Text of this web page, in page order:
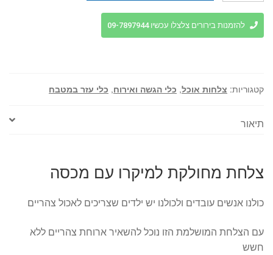
צלחת
מחולקת
למיקרו
להזמנות בירורים צלצלו עכשיו 09-7897944
קטגוריות: צלחות אוכל, כלי הגשה ואירוח, כלי עזר במטבח
תיאור
צלחת מחולקת למיקרו עם מכסה
כולנו אנשים עובדים ולכולנו יש ילדים שצריכים לאכול צהריים
עם הצלחת המושלמת הזו נוכל להשאיר ארוחת צהריים ללא
חשש